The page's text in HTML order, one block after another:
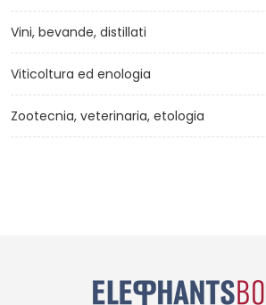
Vini, bevande, distillati
Viticoltura ed enologia
Zootecnia, veterinaria, etologia